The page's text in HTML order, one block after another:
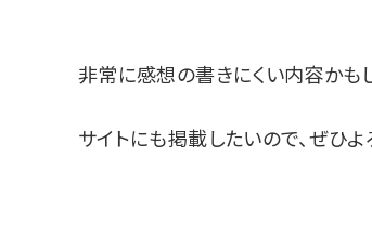
非常に感想の書きにくい内容かも
サイトにも掲載したいので、ぜひよ